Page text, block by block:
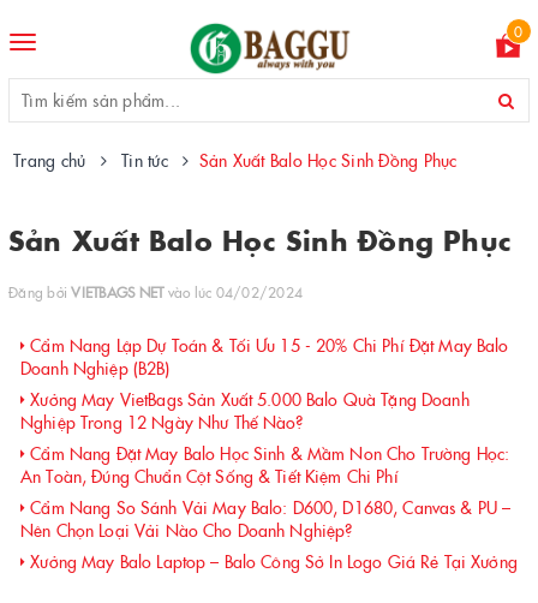
Toggle
0
Trang chủ Tin tức Sản Xuất Balo Học Sinh Đồng Phục
Sản Xuất Balo Học Sinh Đồng Phục
Đăng bởiVIETBAGS NETvào lúc 04/02/2024
Cẩm Nang Lập Dự Toán & Tối Ưu 15 - 20% Chi Phí Đặt May Balo
Doanh Nghiệp (B2B)
Xưởng May VietBags Sản Xuất 5.000 Balo Quà Tặng Doanh
Nghiệp Trong 12 Ngày Như Thế Nào?
Cẩm Nang Đặt May Balo Học Sinh & Mầm Non Cho Trường Học:
An Toàn, Đúng Chuẩn Cột Sống & Tiết Kiệm Chi Phí
Cẩm Nang So Sánh Vải May Balo: D600, D1680, Canvas & PU –
Nên Chọn Loại Vải Nào Cho Doanh Nghiệp?
Xưởng May Balo Laptop – Balo Công Sở In Logo Giá Rẻ Tại Xưởng